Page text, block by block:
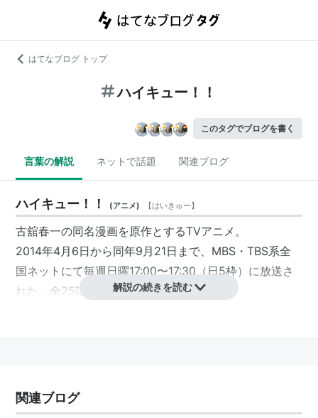
はてなブログ トップ
ハイキュー！！
このタグでブログを書く
言葉の解説 ネットで話題 関連ブログ
ハイキュー！！ (アニメ) 【はいきゅー】
古舘春一の同名漫画を原作とするTVアニメ。
2014年4月6日から同年9月21日まで、MBS・TBS系全
国ネットにて毎週日曜17:00〜17:30（日5枠）に放送さ
れた。全25話。
2015年10月から2016年3月まで第2期『
カンドシーズン』、2016年10月から12月まで第3期『ハ
解説の続きを読む
関連ブログ